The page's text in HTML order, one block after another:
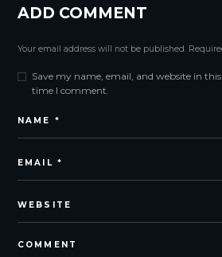
ADD COMMENT
Your email address will not be published.
Save my name, email, and website in
time I comment.